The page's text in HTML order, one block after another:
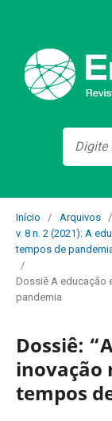
Início / Arquivos
/
v. 8 n. 2 (2021): A
tempos de
/
Dossiê A educação
pandemia
Dossiê:
inovação
tempos